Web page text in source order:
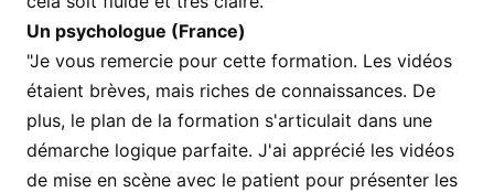
Un psychologue (France)
"Je vous remercie pour cette formation. Les vidéos
étaient brèves, mais riches de connaissances. De
plus, le plan de la formation s'articulait dans une
démarche logique parfaite. J'ai apprécié les vidéos
de mise en scène avec le patient pour présenter les